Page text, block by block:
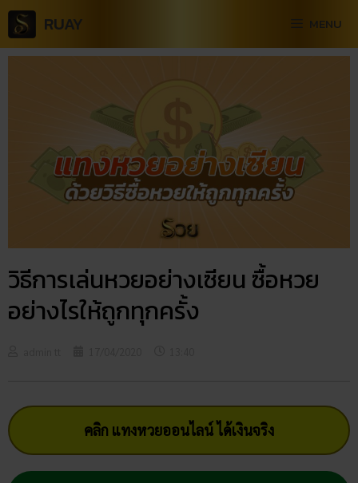
RUAY MENU
วิธีการเล่นหวยอย่างเซียน ซื้อหวย
อย่างไรให้ถูกทุกครั้ง
คลิก แทงหวยออนไลน์ ได้เงินจริง